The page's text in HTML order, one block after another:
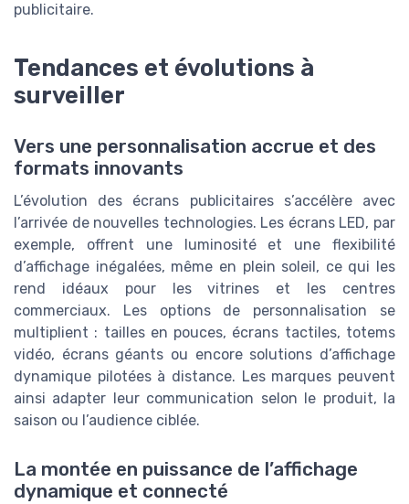
publicitaire.
Tendances et évolutions à
surveiller
Vers une personnalisation accrue et des
formats innovants
L’évolution des écrans publicitaires s’accélère avec
l’arrivée de nouvelles technologies. Les écrans LED, par
exemple, offrent une luminosité et une flexibilité
d’affichage inégalées, même en plein soleil, ce qui les
rend idéaux pour les vitrines et les centres
commerciaux. Les options de personnalisation se
multiplient : tailles en pouces, écrans tactiles, totems
vidéo, écrans géants ou encore solutions d’affichage
dynamique pilotées à distance. Les marques peuvent
ainsi adapter leur communication selon le produit, la
saison ou l’audience ciblée.
La montée en puissance de l’affichage
dynamique et connecté